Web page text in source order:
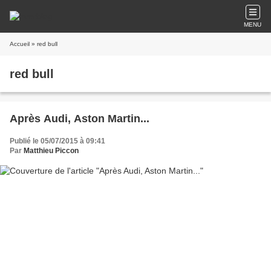
MENU
Accueil » red bull
red bull
Après Audi, Aston Martin...
Publié le 05/07/2015 à 09:41
Par Matthieu Piccon